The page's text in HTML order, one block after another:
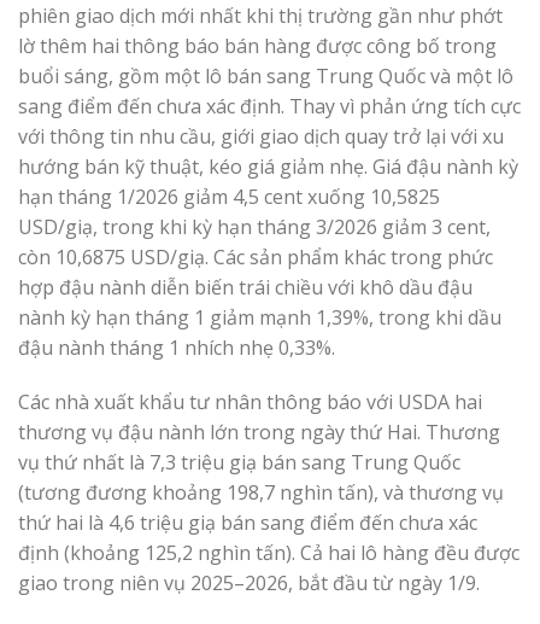
phiên giao dịch mới nhất khi thị trường gần như phớt
lờ thêm hai thông báo bán hàng được công bố trong
buổi sáng, gồm một lô bán sang Trung Quốc và một lô
sang điểm đến chưa xác định. Thay vì phản ứng tích cực
với thông tin nhu cầu, giới giao dịch quay trở lại với xu
hướng bán kỹ thuật, kéo giá giảm nhẹ. Giá đậu nành kỳ
hạn tháng 1/2026 giảm 4,5 cent xuống 10,5825
USD/giạ, trong khi kỳ hạn tháng 3/2026 giảm 3 cent,
còn 10,6875 USD/giạ. Các sản phẩm khác trong phức
hợp đậu nành diễn biến trái chiều với khô dầu đậu
nành kỳ hạn tháng 1 giảm mạnh 1,39%, trong khi dầu
đậu nành tháng 1 nhích nhẹ 0,33%.
Các nhà xuất khẩu tư nhân thông báo với USDA hai
thương vụ đậu nành lớn trong ngày thứ Hai. Thương
vụ thứ nhất là 7,3 triệu giạ bán sang Trung Quốc
(tương đương khoảng 198,7 nghìn tấn), và thương vụ
thứ hai là 4,6 triệu giạ bán sang điểm đến chưa xác
định (khoảng 125,2 nghìn tấn). Cả hai lô hàng đều được
giao trong niên vụ 2025–2026, bắt đầu từ ngày 1/9.